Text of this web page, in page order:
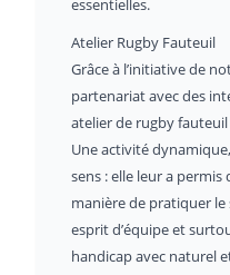
essentielles.
Atelier Rugby Fauteuil
Grâce à l’initiative de
partenariat avec des
atelier de rugby
Une activité
sens : elle leur a
manière de pratiquer
esprit d’équipe et
handicap avec naturel